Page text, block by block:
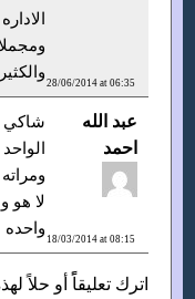
28/06/2014 at 06:35
عبد الله
احمد
18/03/2014 at 08:15
شاكي
لا هو
واحده
اترك تعليقاًً أو حلاً